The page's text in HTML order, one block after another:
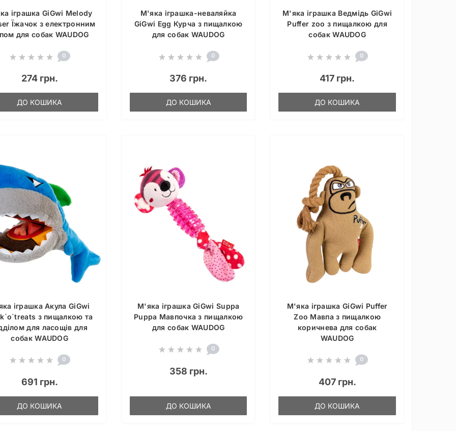
іграшка GiGwi Melody
Їжачок з електронним
для собак WAUDOG
0
274 грн.
ДО КОШИКА
М'яка іграшка-неваляйка
GiGwi Egg Курча з пищалкою
для собак WAUDOG
0
376 грн.
ДО КОШИКА
М'яка іграшка Ведмідь GiGwi
Puffer zoo з пищалкою для
собак WAUDOG
0
417 грн.
ДО КОШИКА
іграшка Акула GiGwi
з пищалкою та
для ласощів для
собак WAUDOG
0
691 грн.
ДО КОШИКА
М'яка іграшка GiGwi Suppa
Puppa Мавпочка з пищалкою
для собак WAUDOG
0
358 грн.
ДО КОШИКА
М'яка іграшка GiGwi Puffer
Zoo Мавпа з пищалкою
коричнева для собак
WAUDOG
0
407 грн.
ДО КОШИКА